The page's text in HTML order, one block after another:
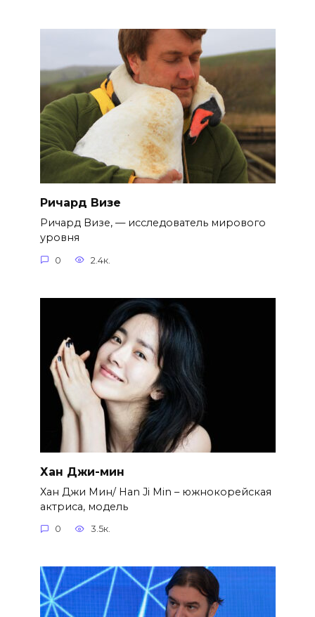
Ричард Визе
Ричард Визе, — исследователь мирового
уровня
0 2.4к.
Хан Джи-мин
Хан Джи Мин/ Han Ji Min – южнокорейская
актриса, модель
0 3.5к.